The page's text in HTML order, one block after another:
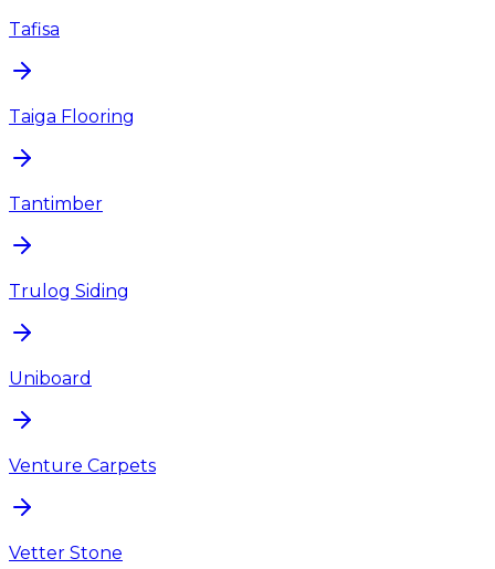
Tafisa
Taiga Flooring
Tantimber
Trulog Siding
Uniboard
Venture Carpets
Vetter Stone